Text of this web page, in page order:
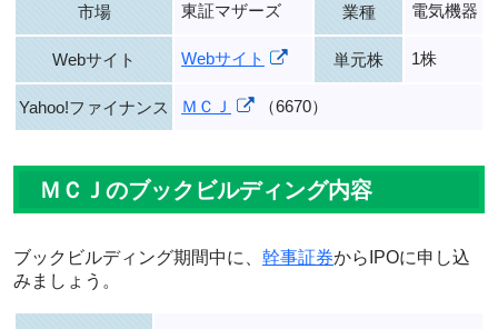
市場 東証マザーズ 業種 電気機器
Webサイト Webサイト 単元株 1株
Yahoo!ファイナンス ＭＣＪ （6670）
ＭＣＪのブックビルディング内容
ブックビルディング期間中に、 幹事証券からIPOに申し込
みましょう。